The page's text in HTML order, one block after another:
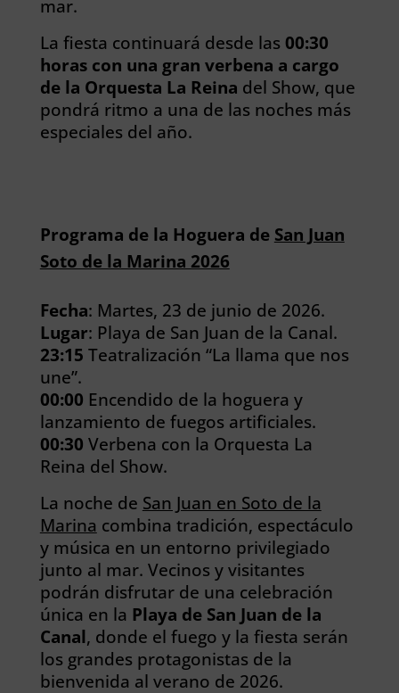
mar.
La fiesta continuará desde las 00:30
horas con una gran verbena a cargo
de la Orquesta La Reina del Show, que
pondrá ritmo a una de las noches más
especiales del año.
Programa de la Hoguera de San Juan
Soto de la Marina 2026
Fecha: Martes, 23 de junio de 2026.
Lugar: Playa de San Juan de la Canal.
23:15 Teatralización “La llama que nos
une”.
00:00 Encendido de la hoguera y
lanzamiento de fuegos artificiales.
00:30 Verbena con la Orquesta La
Reina del Show.
La noche de San Juan en Soto de la
Marina combina tradición, espectáculo
y música en un entorno privilegiado
junto al mar. Vecinos y visitantes
podrán disfrutar de una celebración
única en la Playa de San Juan de la
Canal, donde el fuego y la fiesta serán
los grandes protagonistas de la
bienvenida al verano de 2026.